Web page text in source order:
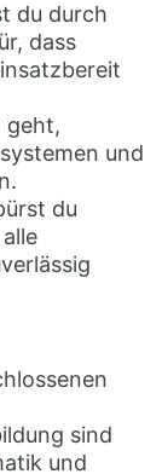
du durch
dass
geht,
und
du
sind
und